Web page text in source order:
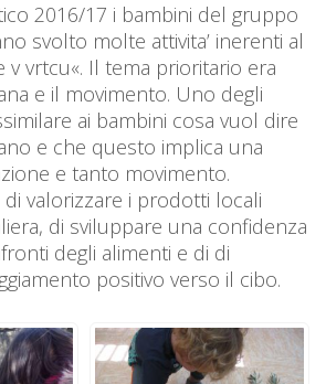
2016/17 i bambini del gruppo
svolto molte attivita’ inerenti al
v vrtcu«. Il tema prioritario era
e il movimento. Uno degli
ai bambini cosa vuol dire
e che questo implica una
e tanto movimento.
valorizzare i prodotti locali
di sviluppare una confidenza
degli alimenti e di di
positivo verso il cibo.